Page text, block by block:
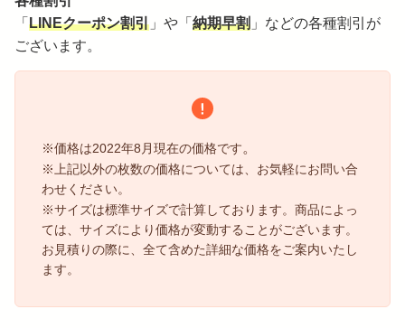
「 LINEクーポン割引 」や「 納期早割 」などの各種割引が
ございます。
※価格は2022年8月現在の価格です。
※上記以外の枚数の価格については、お気軽にお問い合
わせください。
※サイズは標準サイズで計算しております。商品によっ
ては、サイズにより価格が変動することがございます。
お見積りの際に、全て含めた詳細な価格をご案内いたし
ます。